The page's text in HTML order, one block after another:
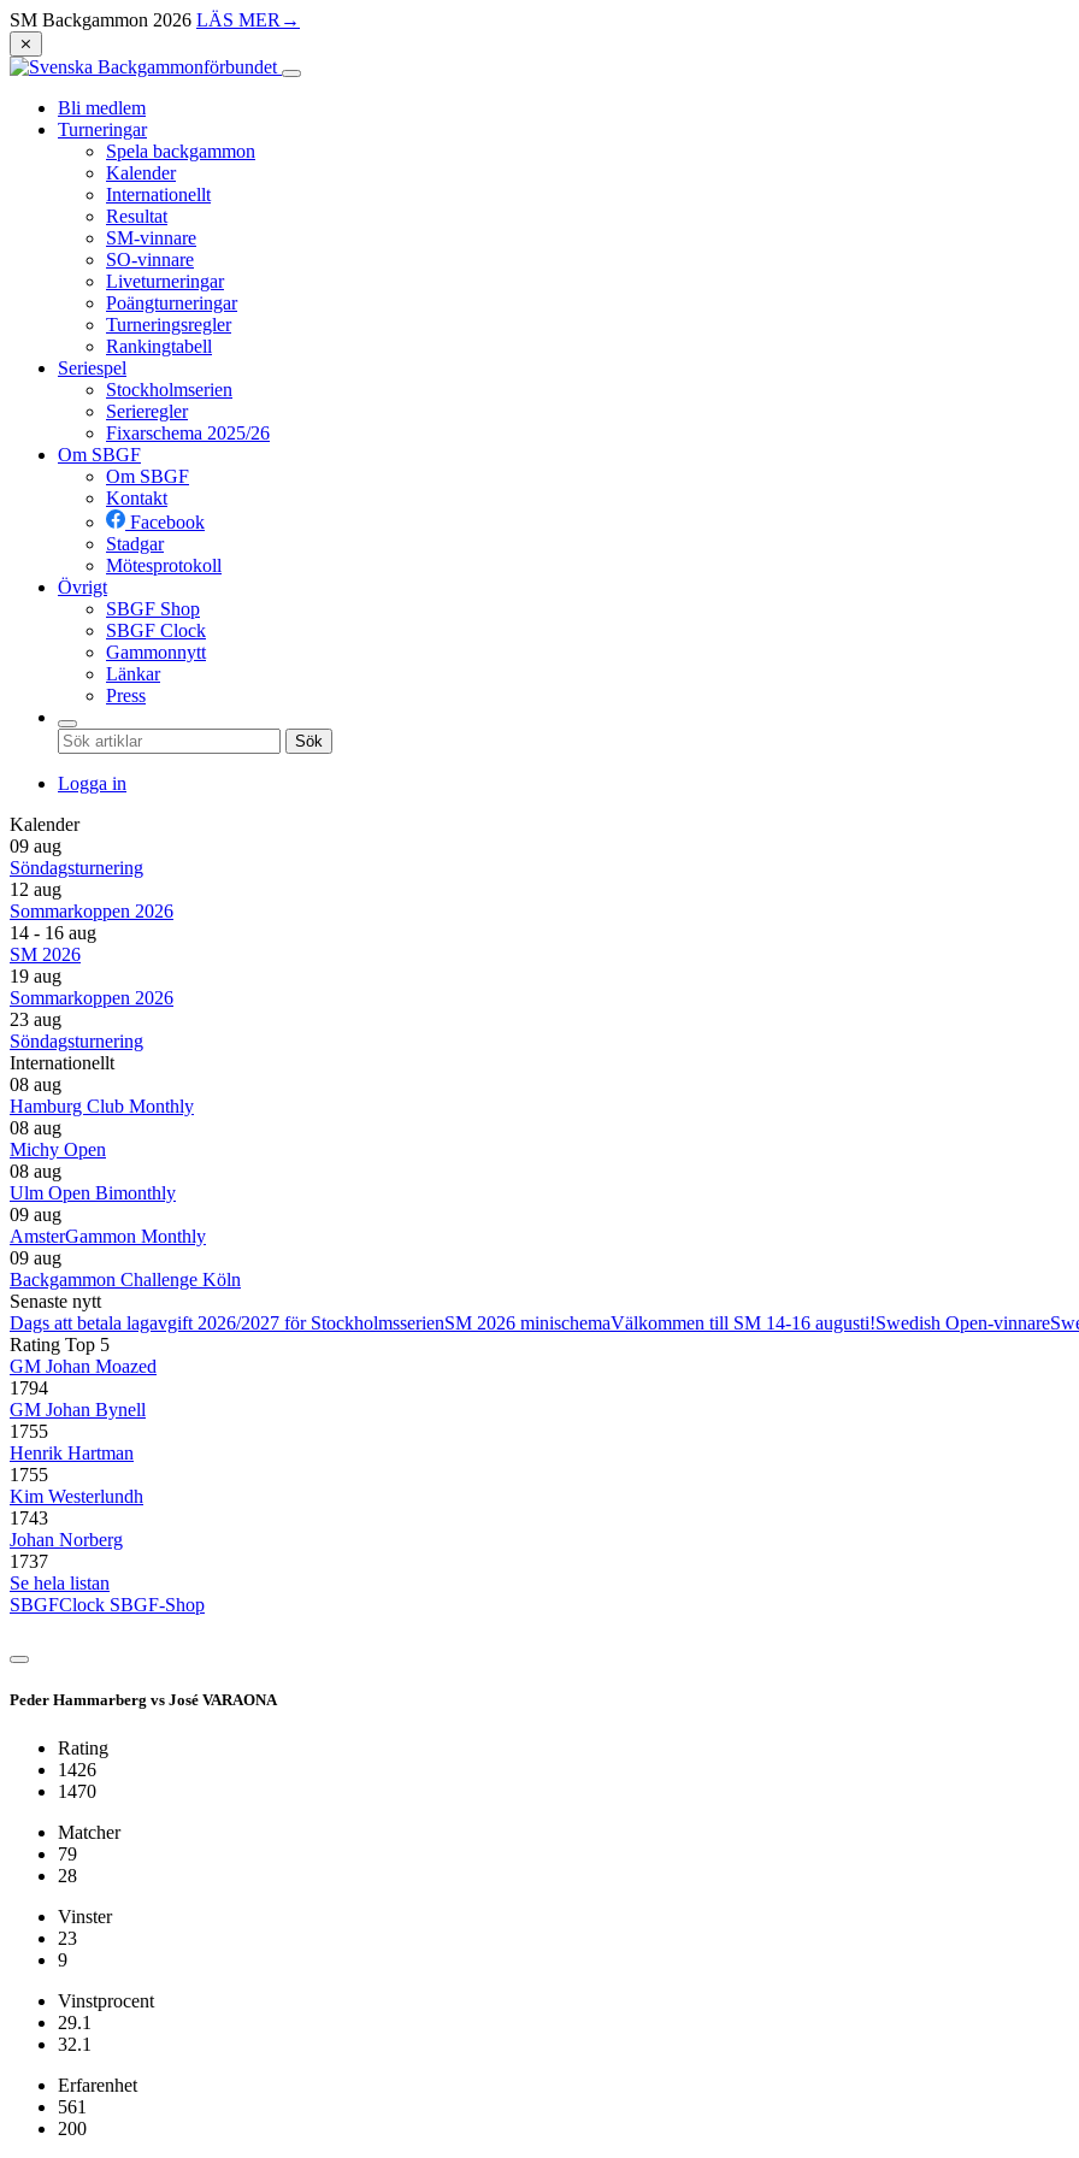
SM Backgammon 2026 LÄS MER →
⨯
Bli medlem
Turneringar
Spela backgammon
Kalender
Internationellt
Resultat
SM-vinnare
SO-vinnare
Liveturneringar
Poängturneringar
Turneringsregler
Rankingtabell
Seriespel
Stockholmserien
Serieregler
Fixarschema 2025/26
Om SBGF
Om SBGF
Kontakt
Facebook
Stadgar
Mötesprotokoll
Övrigt
SBGF Shop
SBGF Clock
Gammonnytt
Länkar
Press
Sök
Logga in
Kalender
09 aug
Söndagsturnering
12 aug
Sommarkoppen 2026
14 - 16 aug
SM 2026
19 aug
Sommarkoppen 2026
23 aug
Söndagsturnering
Internationellt
08 aug
Hamburg Club Monthly
08 aug
Michy Open
08 aug
Ulm Open Bimonthly
09 aug
AmsterGammon Monthly
09 aug
Backgammon Challenge Köln
Senaste nytt
Dags att betala lagavgift 2026/2027 för StockholmsserienSM 2026 minischemaVälkommen till SM 14-16 augusti!Swedish Open-vinnare
Rating Top 5
GM Johan Moazed
1794
GM Johan Bynell
1755
Henrik Hartman
1755
Kim Westerlundh
1743
Johan Norberg
1737
Se hela listan
SBGFClock SBGF-Shop
Peder Hammarberg vs José VARAONA
Rating
1426
1470
Matcher
79
28
Vinster
23
9
Vinstprocent
29.1
32.1
Erfarenhet
561
200